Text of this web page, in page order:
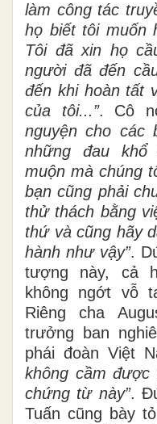
làm công tác
họ biết tôi muốn
Tôi đã xin họ
người đã đến
đến khi hoàn tất
của tôi...”. Cô
nguyện cho các
những đau khổ
muộn mà chúng
bạn cũng phải
thử thách bằng
thứ và cũng hãy
hành như vậy”.
tượng này, cả
không ngớt vỗ
Riêng cha
trưởng ban
phái đoàn Việt
không cầm
chứng từ này”.
Tuấn cũng bày